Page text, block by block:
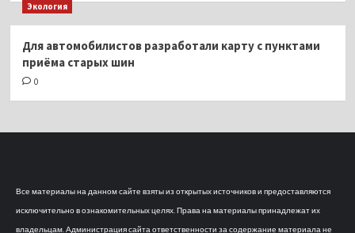
Экология
Для автомобилистов разработали карту с пунктами
приёма старых шин
0
Все материалы на данном сайте взяты из открытых источников и предоставляются
исключительно в ознакомительных целях. Права на материалы принадлежат их
владельцам. Администрация сайта ответственности за содержание материала не